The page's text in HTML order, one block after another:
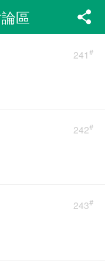
區
241#
242#
243#